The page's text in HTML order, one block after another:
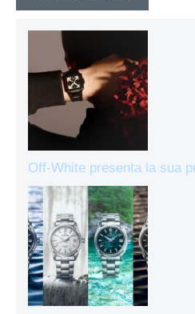
Off-White presenta la sua